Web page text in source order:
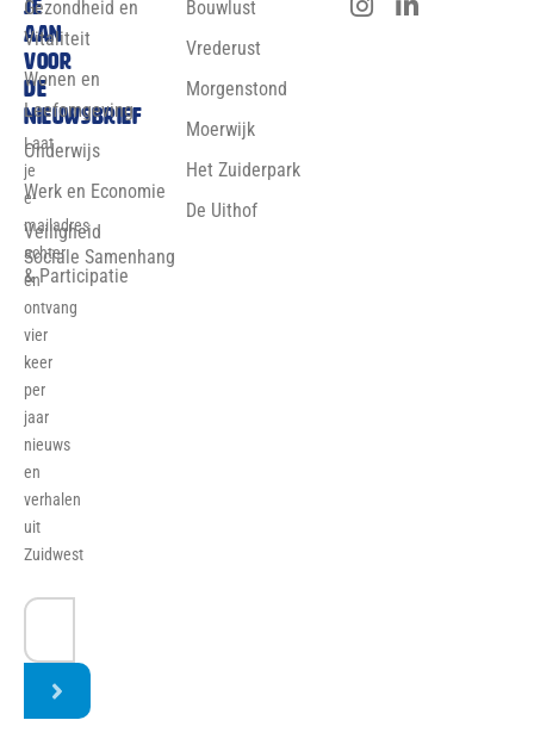
je
aan
voor
de
nieuwsbrief
Laat
je
e-
mailadres
achter
en
ontvang
vier
keer
per
jaar
nieuws
en
verhalen
uit
Zuidwest
Gezondheid en
Vitaliteit
Wonen en
Leefomgeving
Onderwijs
Werk en Economie
Veiligheid
Sociale Samenhang
& Participatie
Bouwlust
Vrederust
Morgenstond
Moerwijk
Het Zuiderpark
De Uithof